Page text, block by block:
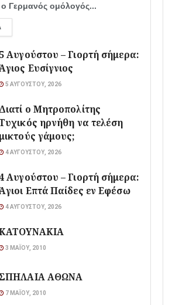
ο Γερμανός ομόλογός...
5 Αυγούστου – Γιορτή σήμερα:
Ευσίγνιος
5 ΑΥΓΟΎΣΤΟΥ, 2026
Διατί ο Μητροπολίτης
ηρνήθη να τελέση
μικτούς γάμους;
4 ΑΥΓΟΎΣΤΟΥ, 2026
4 Αυγούστου – Γιορτή σήμερα:
Επτά Παίδες εν Εφέσω
4 ΑΥΓΟΎΣΤΟΥ, 2026
3 ΜΑΪ́ΟΥ, 2010
ΣΠΗΛΑΙΑ ΑΘΩΝΑ
7 ΜΑΪ́ΟΥ, 2010